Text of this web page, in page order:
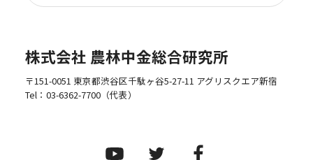
株式会社 農林中金総合研究所
〒151-0051 東京都渋谷区千駄ヶ谷5-27-11 アグリスクエア新宿
Tel： 03-6362-7700（代表）